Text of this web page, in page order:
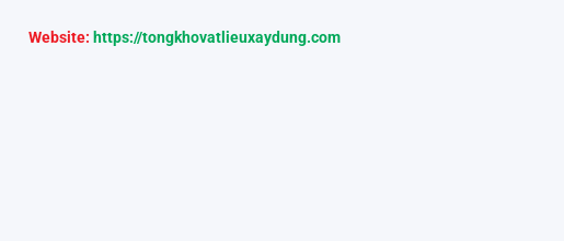
Website: https://tongkhovatlieuxaydung.com